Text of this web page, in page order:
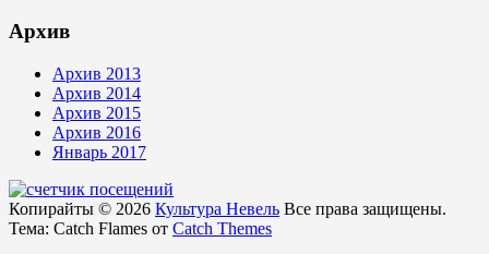
Архив
Архив 2013
Архив 2014
Архив 2015
Архив 2016
Январь 2017
Копирайты © 2026 Культура Невель Все права защищены.
Тема: Catch Flames от Catch Themes